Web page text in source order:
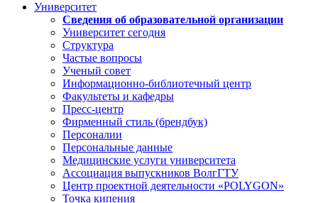
Университет
Сведения об образовательной организации
Университет сегодня
Структура
Частые вопросы
Ученый совет
Информационно-библиотечный центр
Факультеты и кафедры
Пресс-центр
Фирменный стиль (брендбук)
Персоналии
Персональные данные
Медицинские услуги университета
Ассоциация выпускников ВолгГТУ
Центр проектной деятельности «POLYGON»
Точка кипения